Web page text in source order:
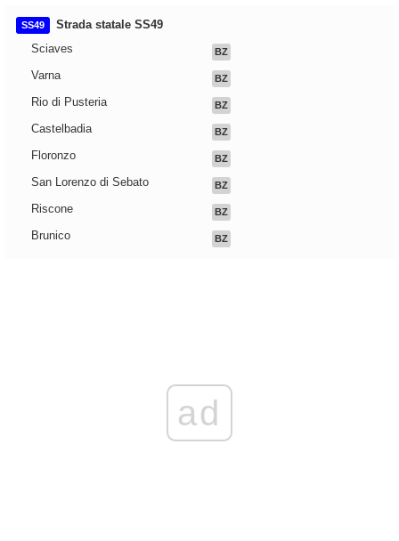
SS49
Strada statale SS49
Sciaves
BZ
Varna BZ
Rio di Pusteria BZ
Castelbadia BZ
Floronzo BZ
San Lorenzo di Sebato BZ
Riscone BZ
Brunico BZ
ad